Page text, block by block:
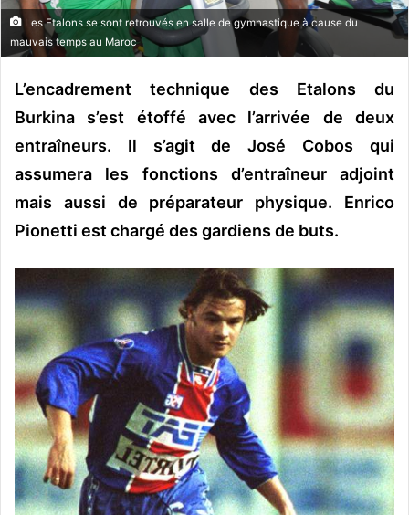
r
r
e
Les Etalons se sont retrouvés en salle de gymnastique à cause du
mauvais temps au Maroc
L’encadrement technique des Etalons du
Burkina s’est étoffé avec l’arrivée de deux
entraîneurs. Il s’agit de José Cobos qui
assumera les fonctions d’entraîneur adjoint
mais aussi de préparateur physique. Enrico
Pionetti est chargé des gardiens de buts.